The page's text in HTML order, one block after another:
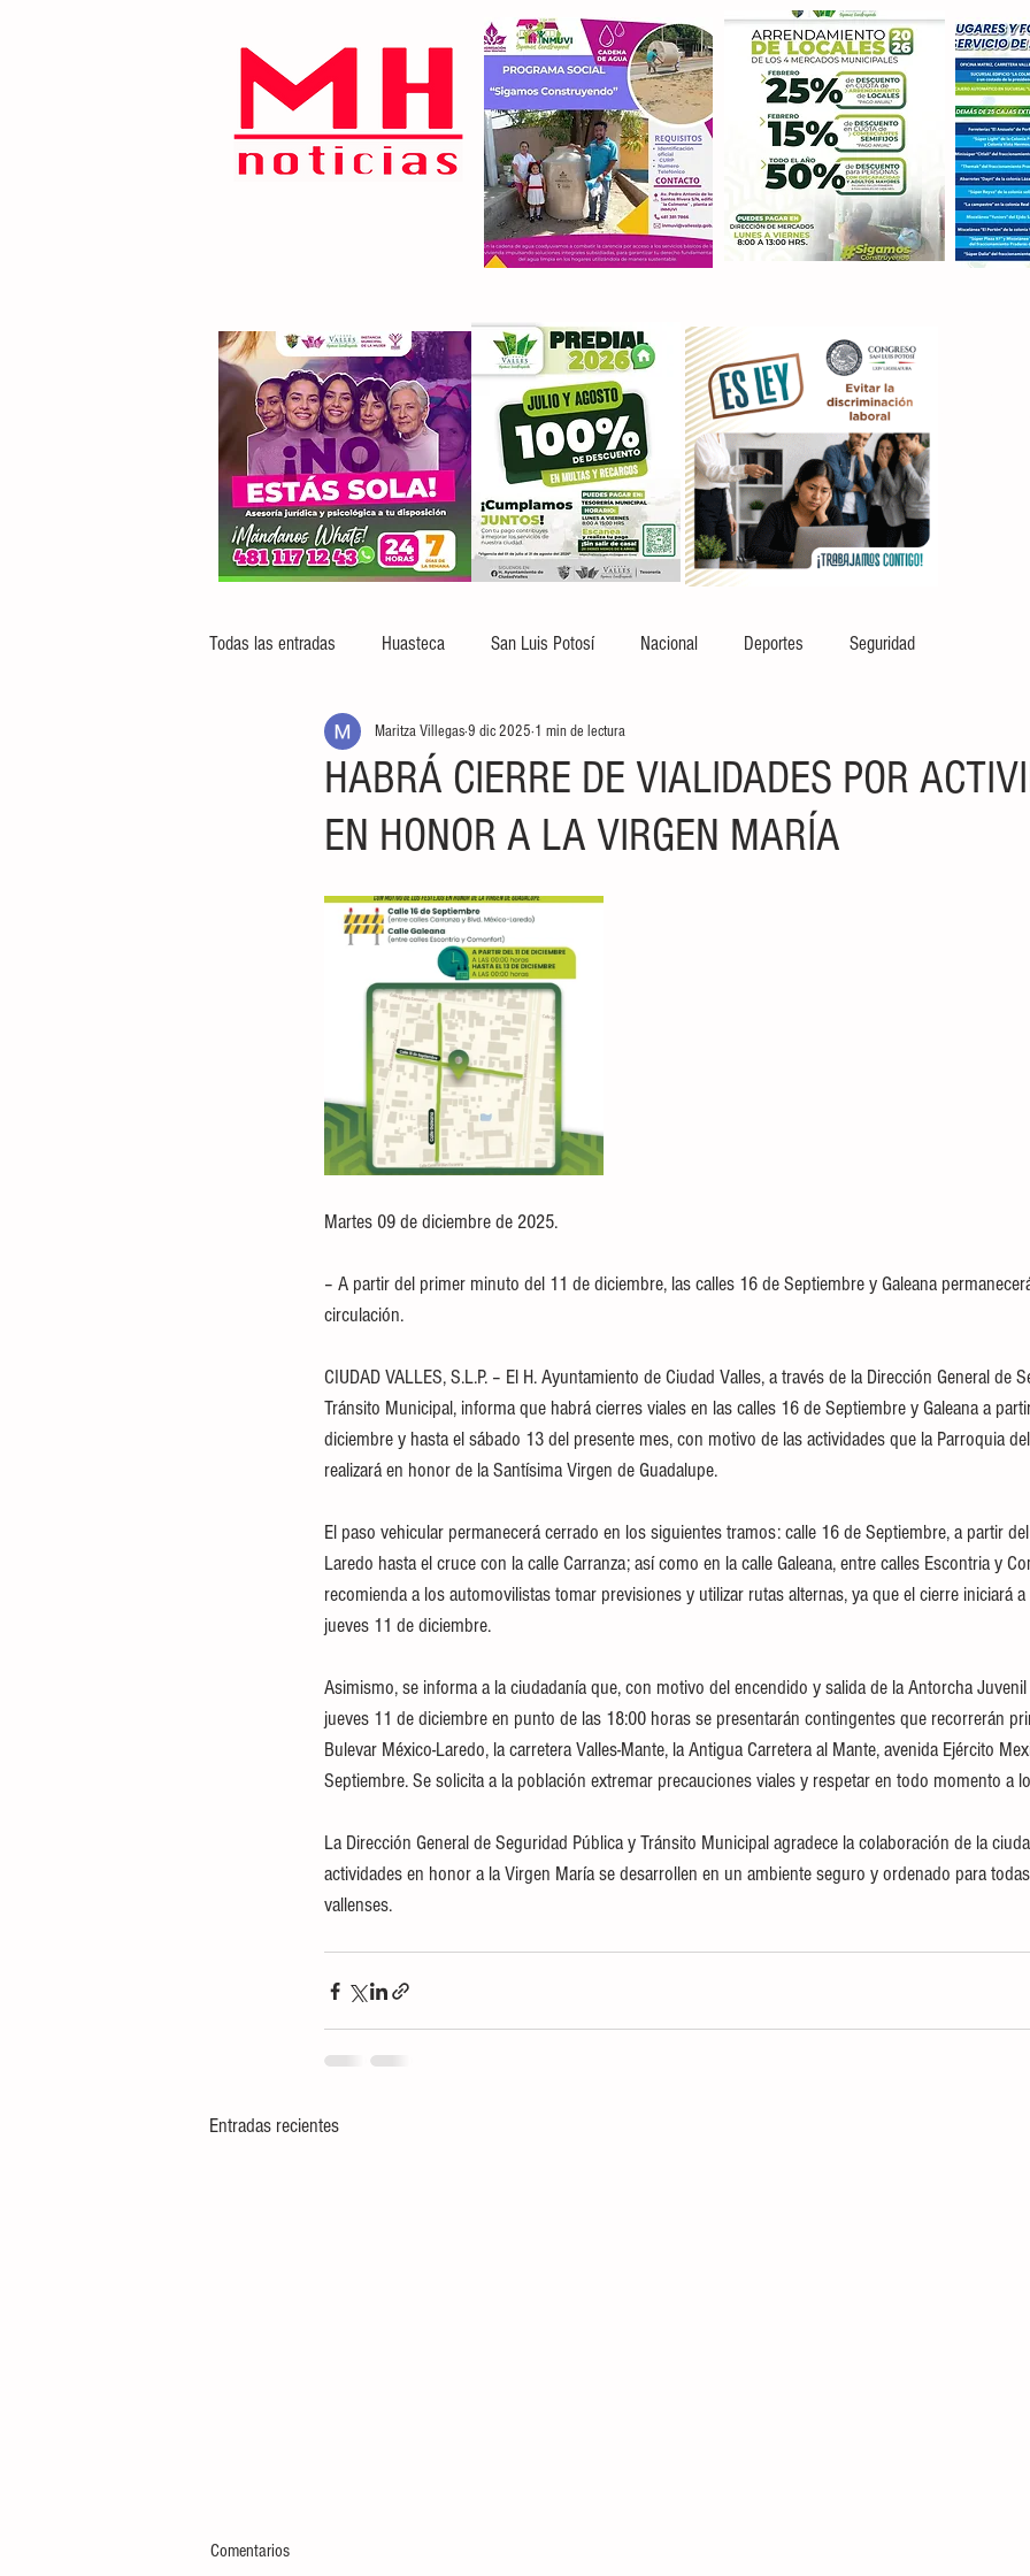
Todas las entradas Huasteca San Luis Potosí Nacional Deportes Seguridad
HABRÁ CIERRE DE VIALIDADES POR
EN HONOR A LA VIRGEN MARÍA
Maritza Villegas9 dic 2025 1 min de lectura
Martes 09 de diciembre de 2025.
– A partir del primer minuto del 11 de diciembre, las calles 16 de Septiembre y Galeana
circulación.
CIUDAD VALLES, S.L.P. – El H. Ayuntamiento de Ciudad Valles, a través de la Dirección General de
Tránsito Municipal, informa que habrá cierres viales en las calles 16 de Septiembre y Galeana a
diciembre y hasta el sábado 13 del presente mes, con motivo de las actividades que la Parroquia
realizará en honor de la Santísima Virgen de Guadalupe.
El paso vehicular permanecerá cerrado en los siguientes tramos: calle 16 de Septiembre, a partir
Laredo hasta el cruce con la calle Carranza; así como en la calle Galeana, entre calles Escontria y
recomienda a los automovilistas tomar previsiones y utilizar rutas alternas, ya que el cierre iniciará
jueves 11 de diciembre.
Asimismo, se informa a la ciudadanía que, con motivo del encendido y salida de la Antorcha Juvenil
jueves 11 de diciembre en punto de las 18:00 horas se presentarán contingentes que recorrerán
Bulevar México-Laredo, la carretera Valles-Mante, la Antigua Carretera al Mante, avenida Ejército
Septiembre. Se solicita a la población extremar precauciones viales y respetar en todo momento a
La Dirección General de Seguridad Pública y Tránsito Municipal agradece la colaboración de la
actividades en honor a la Virgen María se desarrollen en un ambiente seguro y ordenado para
vallenses.
Entradas recientes
Comentarios